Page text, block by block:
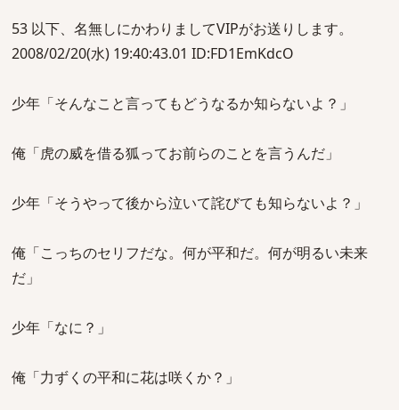
53 以下、名無しにかわりましてVIPがお送りします。
2008/02/20(水) 19:40:43.01 ID:FD1EmKdcO
少年「そんなこと言ってもどうなるか知らないよ？」
俺「虎の威を借る狐ってお前らのことを言うんだ」
少年「そうやって後から泣いて詫びても知らないよ？」
俺「こっちのセリフだな。何が平和だ。何が明るい未来
だ」
少年「なに？」
俺「力ずくの平和に花は咲くか？」